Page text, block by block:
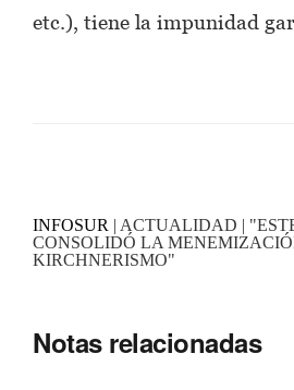
etc.), tiene la impunidad
INFOSUR | ACTUALIDAD |
CONSOLIDÓ LA
KIRCHNERISMO"
Notas relacionadas